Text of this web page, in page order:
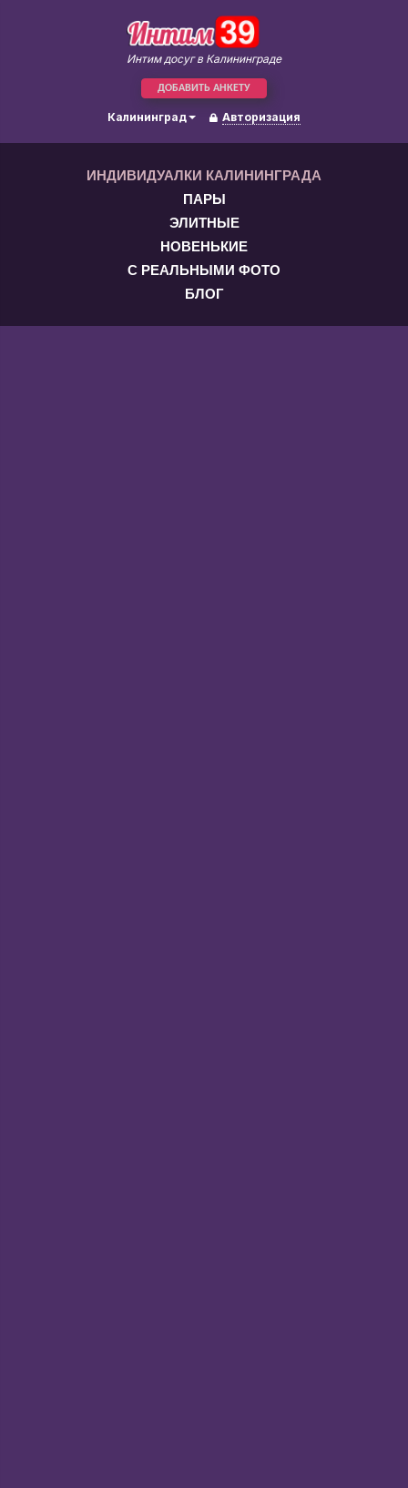
Интим досуг в Калининграде
ДОБАВИТЬ АНКЕТУ
Калининград Авторизация
ИНДИВИДУАЛКИ КАЛИНИНГРАДА
ПАРЫ
ЭЛИТНЫЕ
НОВЕНЬКИЕ
С РЕАЛЬНЫМИ ФОТО
БЛОГ